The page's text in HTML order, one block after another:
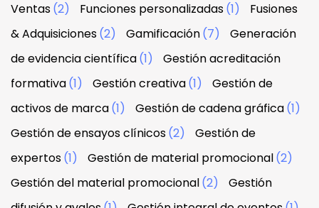
Ventas(2) Funciones personalizadas(1)
Fusiones
& Adquisiciones(2) Gamificación(7)
Generación
de evidencia científica(1)
Gestión acreditación
formativa(1) Gestión creativa(1)
Gestión de
activos de marca(1) Gestión de cadena gráfica(1)
Gestión de ensayos clínicos(2)
Gestión de
expertos(1) Gestión de material promocional(2)
Gestión del material promocional(2)
Gestión